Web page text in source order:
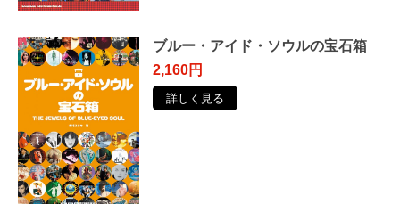
ブルー・アイド・ソウルの宝石箱
2,160円
詳しく見る